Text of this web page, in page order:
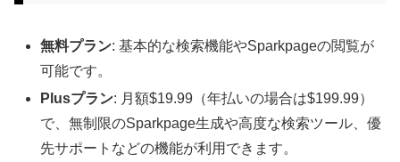
無料プラン: 基本的な検索機能やSparkpageの閲覧が
可能です。
Plusプラン: 月額$19.99（年払いの場合は$199.99）
で、無制限のSparkpage生成や高度な検索ツール、優
先サポートなどの機能が利用できます。